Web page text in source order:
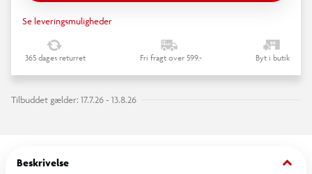
Se leveringsmuligheder
365 dages returret Fri fragt over 599,- Byt i butik
Tilbuddet gælder: 17.7.26 - 13.8.26
Beskrivelse keyboard_arrow_down